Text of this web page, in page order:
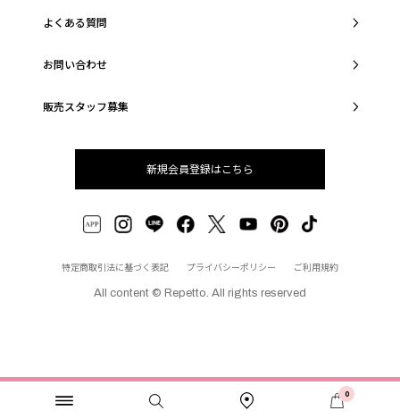
0
よくある質問
お問い合わせ
販売スタッフ募集
新規会員登録はこちら
特定商取引法に基づく表記 プライバシーポリシー ご利用規約
All content © Repetto. All rights reserved